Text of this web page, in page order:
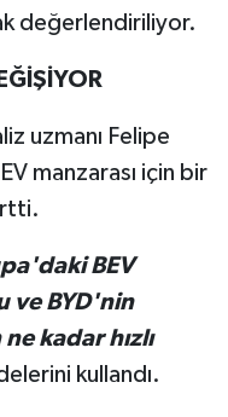
değerlendiriliyor.
uzmanı Felipe
manzarası için bir
BEV
ve BYD'nin
kadar hızlı
kullandı.